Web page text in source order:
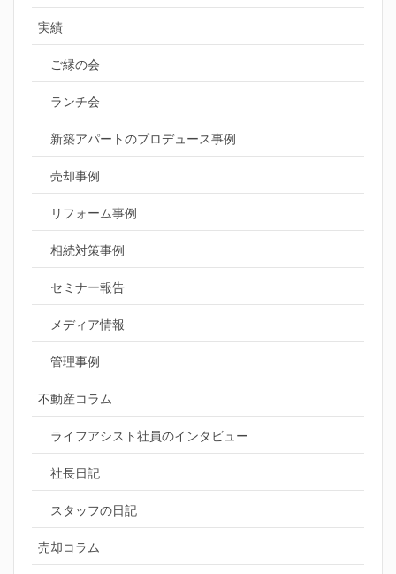
実績
ご縁の会
ランチ会
新築アパートのプロデュース事例
売却事例
リフォーム事例
相続対策事例
セミナー報告
メディア情報
管理事例
不動産コラム
ライフアシスト社員のインタビュー
社長日記
スタッフの日記
売却コラム